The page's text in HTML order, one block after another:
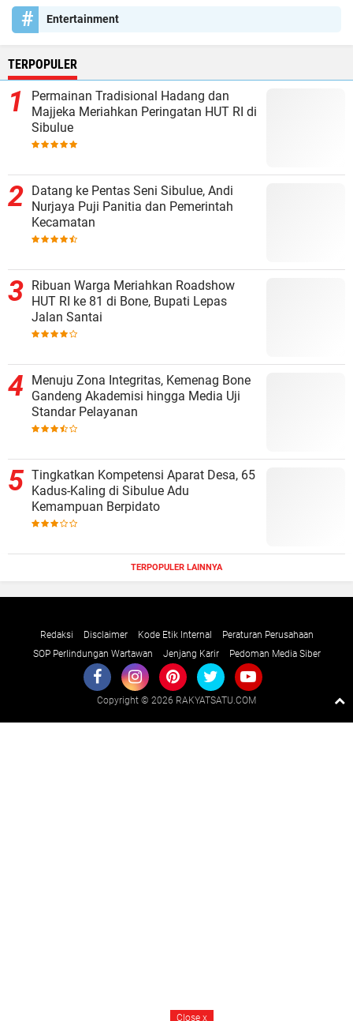
Entertainment
TERPOPULER
Permainan Tradisional Hadang dan
Majjeka Meriahkan Peringatan HUT RI di
Sibulue
Datang ke Pentas Seni Sibulue, Andi
Nurjaya Puji Panitia dan Pemerintah
Kecamatan
Ribuan Warga Meriahkan Roadshow
HUT RI ke 81 di Bone, Bupati Lepas
Jalan Santai
Menuju Zona Integritas, Kemenag Bone
Gandeng Akademisi hingga Media Uji
Standar Pelayanan
Tingkatkan Kompetensi Aparat Desa, 65
Kadus-Kaling di Sibulue Adu
Kemampuan Berpidato
TERPOPULER LAINNYA
Redaksi Disclaimer Kode Etik Internal
Peraturan Perusahaan
SOP Perlindungan Wartawan
Jenjang Karir Pedoman Media Siber
Copyright © 2026 RAKYATSATU.COM
Raushan
Close x